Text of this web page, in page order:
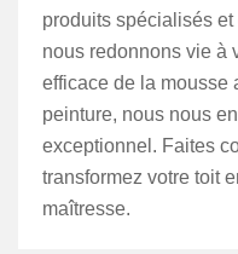
produits spécialisés
nous redonnons vie à
efficace de la mousse
peinture, nous nous
exceptionnel. Faites
transformez votre toit
maîtresse.